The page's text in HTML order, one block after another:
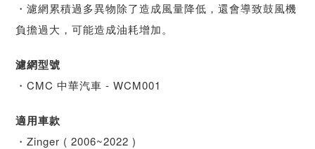
・濾網累積過多異物除了造成風量降低，還會導致鼓風機
負擔過大，可能造成油耗增加。
濾網型號
・CMC 中華汽車 - WCM001
適用車款
・Zinger ( 2006~2022 )